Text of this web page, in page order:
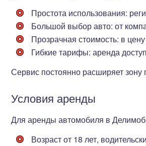
Простота использования:
Большой выбор авто: от
Прозрачная стоимость: в
Гибкие тарифы: аренда
Сервис постоянно расширяет
Условия аренды
Для аренды автомобиля в
Возраст от 18 лет,